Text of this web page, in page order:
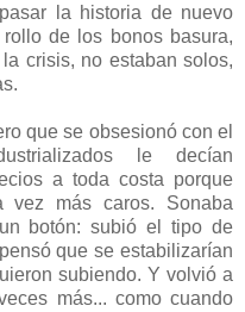
la historia de nuevo
de los bonos basura,
crisis, no estaban solos,
que se obsesionó con el
le decían
a toda costa porque
vez más caros. Sonaba
botón: subió el tipo de
que se estabilizarían
subiendo. Y volvió a
más... como cuando